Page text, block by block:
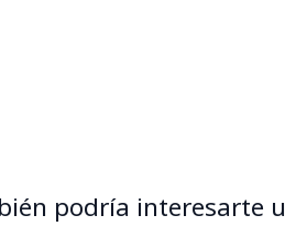
podría interesarte